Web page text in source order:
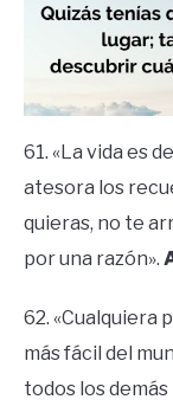
61. «La vida es
atesora los
quieras, no te
por una razón».
62. «Cualquiera
más fácil del
todos los